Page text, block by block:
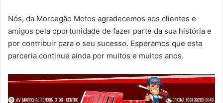
Nós, da Morcegão Motos agradecemos aos clientes e
amigos pela oportunidade de fazer parte da sua história e
por contribuir para o seu sucesso. Esperamos que esta
parceria continue ainda por muitos e muitos anos.